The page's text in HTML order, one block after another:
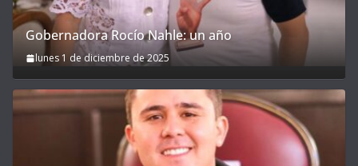
Gobernadora Rocío Nahle: un año
lunes 1 de diciembre de 2025